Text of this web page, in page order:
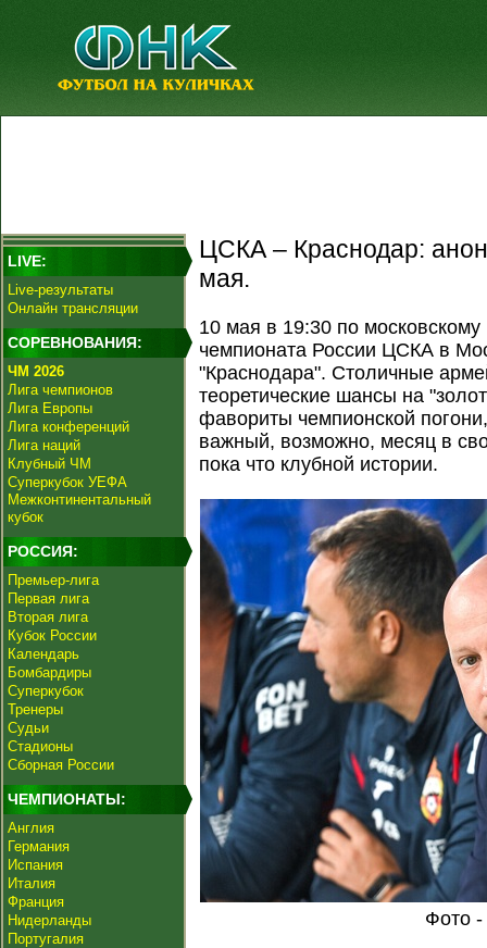
LIVE:
Live-результаты
Онлайн трансляции
СОРЕВНОВАНИЯ:
ЧМ 2026
Лига чемпионов
Лига Европы
Лига конференций
Лига наций
Клубный ЧМ
Суперкубок УЕФА
Межконтинентальный
кубок
РОССИЯ:
Премьер-лига
Первая лига
Вторая лига
Кубок России
Календарь
Бомбардиры
Суперкубок
Тренеры
Судьи
Стадионы
Сборная России
ЧЕМПИОНАТЫ:
Англия
Германия
Испания
Италия
Франция
Нидерланды
Португалия
ЦСКА – Краснодар:
мая.
10 мая в 19:30 по
чемпионата России ЦСКА в
"Краснодара". Столичные
теоретические шансы на
фавориты чемпионской
важный, возможно, месяц в
пока что клубной истории.
Фото